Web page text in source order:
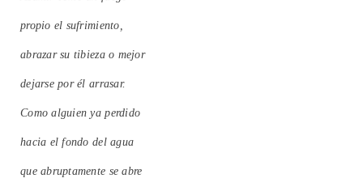
propio el sufrimiento,
abrazar su tibieza o mejor
dejarse por él arrasar.
Como alguien ya perdido
hacia el fondo del agua
que abruptamente se abre